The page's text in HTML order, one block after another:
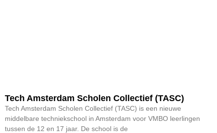
Tech Amsterdam Scholen Collectief (TASC)
Tech Amsterdam Scholen Collectief (TASC) is een nieuwe
middelbare techniekschool in Amsterdam voor VMBO leerlingen
tussen de 12 en 17 jaar. De school is de